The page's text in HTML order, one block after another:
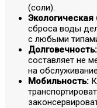
(соли).
Экологическая
сброса воды
с любыми
Долговечность:
составляет не
на
Мобильность: